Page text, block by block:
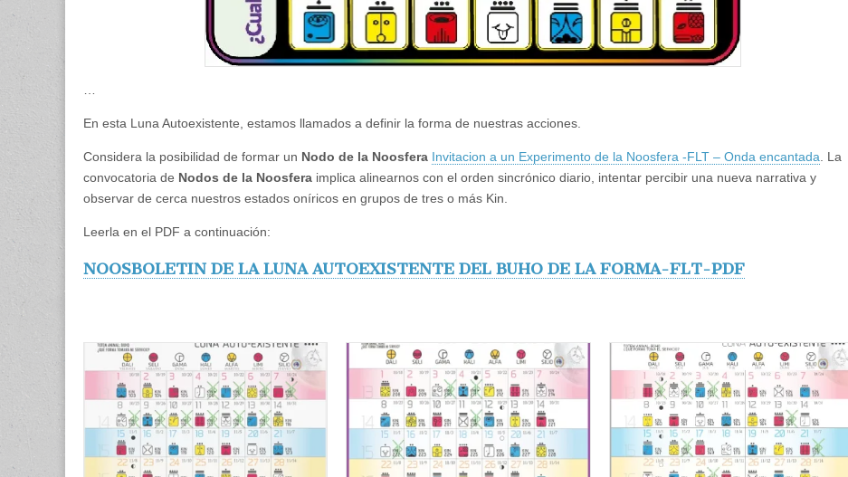
En esta Luna Autoexistente, estamos llamados a definir la forma de nuestras acciones.
Considera la posibilidad de formar un Nodo de la Noosfera Invitacion a un Experimento de la Noosfera -FLT – Onda encantada . La
convocatoria de Nodos de la Noosfera implica alinearnos con el orden sincrónico diario, intentar percibir una nueva narrativa y
observar de cerca nuestros estados oníricos en grupos de tres o más Kin.
Leerla en el PDF a continuación:
NOOSBOLETIN DE LA LUNA AUTOEXISTENTE DEL BUHO DE LA FORMA-FLT-PDF